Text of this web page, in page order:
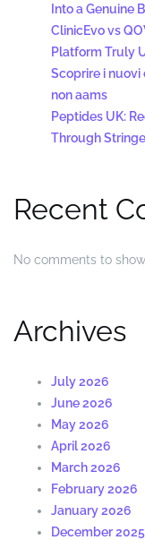
Into a Genuine
ClinicEvo vs
Platform Truly
Scoprire i nuovi
non aams
Peptides UK:
Through
Recent
No comments to
Archives
July 2026
June 2026
May 2026
April 2026
March 2026
February 2026
January 2026
December 2025